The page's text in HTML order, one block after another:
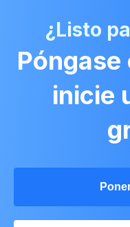
¿Listo
inicie